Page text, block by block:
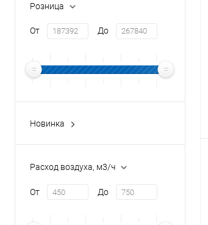
Розница
От До
Новинка
Расход воздуха, м3/ч
От До